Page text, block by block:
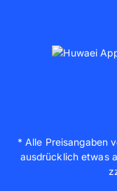
* Alle Preisangaben
ausdrücklich etwas